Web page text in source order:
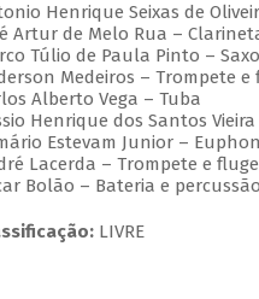
Henrique Seixas de
Artur de Melo Rua –
Túlio de Paula Pinto –
Medeiros – Trompete
Alberto Vega – Tuba
Henrique dos Santos
Estevam Junior –
Lacerda – Trompete e
Bolão – Bateria e percussão
LIVRE